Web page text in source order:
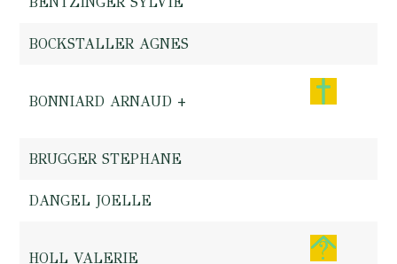
BOCKSTALLER AGNES
BONNIARD ARNAUD +
BRUGGER STEPHANE
DANGEL JOELLE
HOLL VALERIE